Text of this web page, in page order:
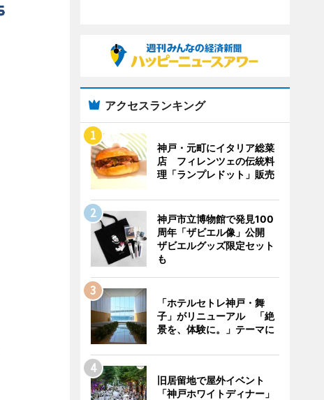
アクセスランキング
神戸・元町にイタリア総菜
店 フィレンツェの伝統料
理「ランプレドット」販売
神戸市立博物館で発見100
周年「ザビエル像」公開
ザビエルグッズ限定セット
も
「ホテルセトレ神戸・舞
子」がリニューアル 「絶
景を、体験に。」テーマに
旧居留地で屋外イベント
「神戸ホワイトディナー」